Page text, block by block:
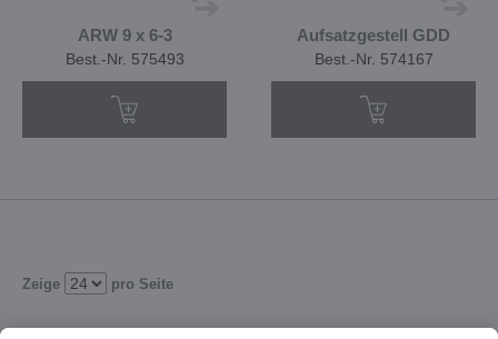
ARW 9 x 6-3
Best.-Nr. 575493
Aufsatzgestell GDD
Best.-Nr. 574167
Zeige pro Seite